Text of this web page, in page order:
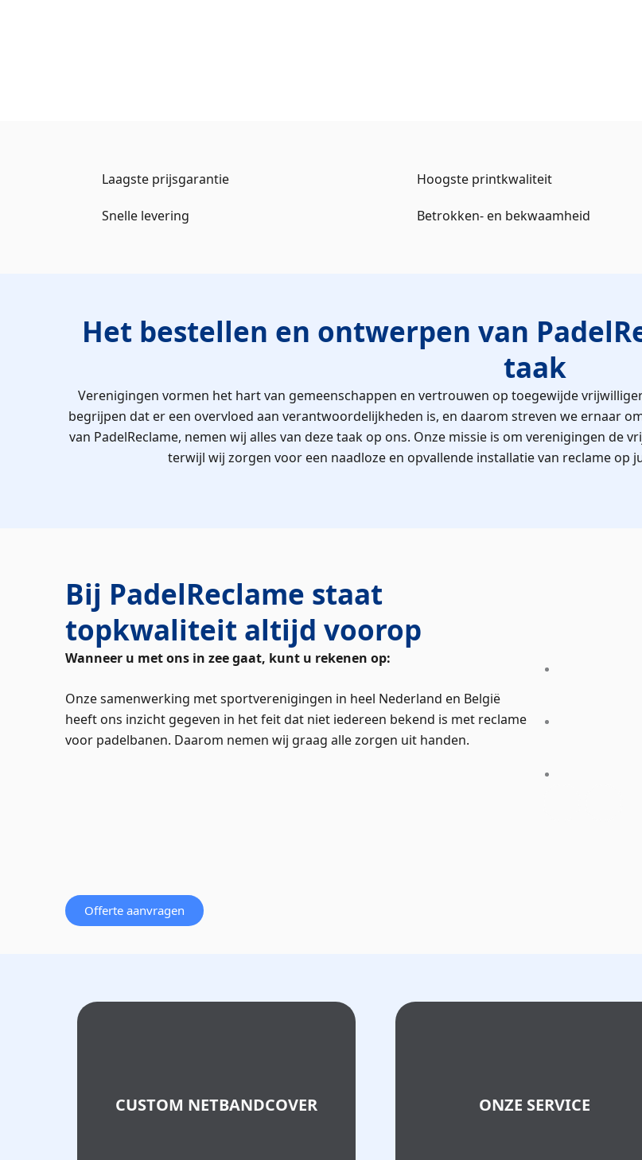
Laagste prijsgarantie Hoogste printkwaliteit
Snelle levering Betrokken- en bekwaamheid
Het bestellen en ontwerpen van
taak
Verenigingen vormen het hart van gemeenschappen en vertrouwen op toegewijde
begrijpen dat er een overvloed aan verantwoordelijkheden is, en daarom streven we ernaar
van PadelReclame, nemen wij alles van deze taak op ons. Onze missie is om verenigingen
terwijl wij zorgen voor een naadloze en opvallende installatie van reclame op
Bij PadelReclame staat
topkwaliteit altijd voorop
Wanneer u met ons in zee gaat, kunt u rekenen op:
Onze samenwerking met sportverenigingen in heel Nederland en België
heeft ons inzicht gegeven in het feit dat niet iedereen bekend is met reclame
voor padelbanen. Daarom nemen wij graag alle zorgen uit handen.
Offerte aanvragen
CUSTOM NETBANDCOVER ONZE SERVICE